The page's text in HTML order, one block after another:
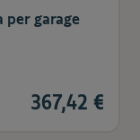
garage
367,42 €